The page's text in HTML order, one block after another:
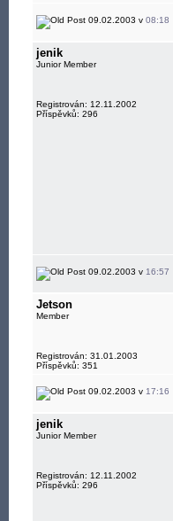
09.02.2003 v 08:18
jenik
Junior Member
Registrován: 12.11.2002
Příspěvků: 296
09.02.2003 v 16:57
Jetson
Member
Registrován: 31.01.2003
Příspěvků: 351
09.02.2003 v 17:16
jenik
Junior Member
Registrován: 12.11.2002
Příspěvků: 296